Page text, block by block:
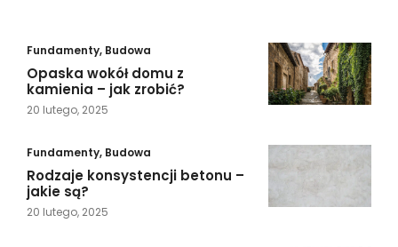
Fundamenty, Budowa
Opaska wokół domu z
kamienia – jak zrobić?
20 lutego, 2025
Fundamenty, Budowa
Rodzaje konsystencji betonu –
jakie są?
20 lutego, 2025